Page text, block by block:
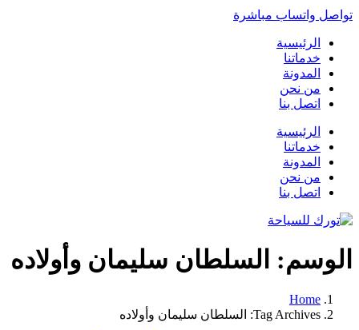
تواصل واتساب مباشرة
الرئيسية
خدماتنا
المدونة
من نحن
اتصل بنا
الرئيسية
خدماتنا
المدونة
من نحن
اتصل بنا
الوسم: السلطان سليمان وأولاده
Home
Tag Archives: السلطان سليمان وأولاده